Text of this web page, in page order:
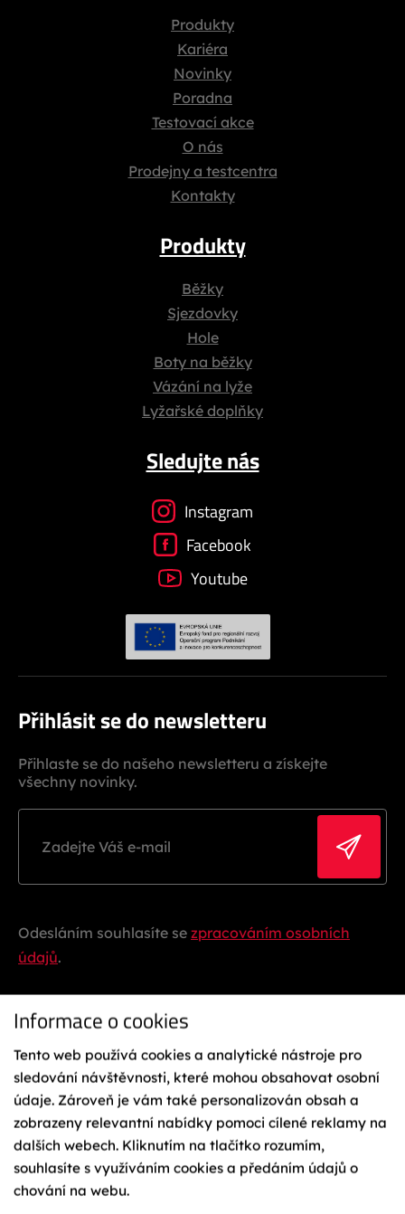
Produkty
Kariéra
Novinky
Poradna
Testovací akce
O nás
Prodejny a testcentra
Kontakty
Produkty
Běžky
Sjezdovky
Hole
Boty na běžky
Vázání na lyže
Lyžařské doplňky
Sledujte nás
Instagram
Facebook
Youtube
Přihlásit se do newsletteru
Přihlaste se do našeho newsletteru a získejte
všechny novinky.
Odesláním souhlasíte se zpracováním osobních
údajů.
Ochrana osobních údajů
Reklamační řád
Vázání na lyže
Obchodní podmínky
Informace o cookies
Tento web používá cookies a analytické nástroje pro
sledování návštěvnosti, které mohou obsahovat osobní
údaje. Zároveň je vám také personalizován obsah a
zobrazeny relevantní nabídky pomoci cílené reklamy na
dalších webech. Kliknutím na tlačítko rozumím,
souhlasíte s využíváním cookies a předáním údajů o
chování na webu.